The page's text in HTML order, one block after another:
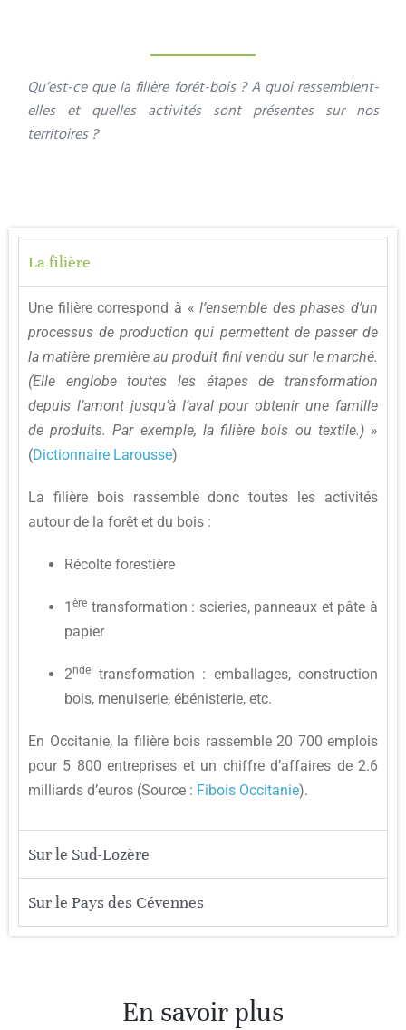
Qu’est-ce que la filière forêt-bois ? A quoi ressemblent-
elles et quelles activités sont présentes sur nos
territoires ?
La filière
Une filière correspond à «l’ensemble des phases d’un
processus de production qui permettent de passer de
la matière première au produit fini vendu sur le marché.
(Elle englobe toutes les étapes de transformation
depuis l’amont jusqu’à l’aval pour obtenir une famille
de produits. Par exemple, la filière bois ou textile.)»
(Dictionnaire Larousse)
La filière bois rassemble donc toutes les activités
autour de la forêt et du bois :
Récolte forestière
1 ère transformation : scieries, panneaux et pâte à
papier
2nde
transformation : emballages, construction
bois, menuiserie, ébénisterie, etc.
En Occitanie, la filière bois rassemble 20 700 emplois
pour 5 800 entreprises et un chiffre d’affaires de 2.6
milliards d’euros (Source : Fibois Occitanie).
Sur le Sud-Lozère
Sur le Pays des Cévennes
En savoir plus